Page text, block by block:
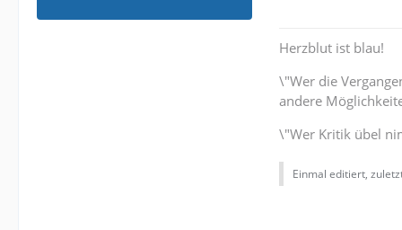
Herzblut ist blau!
\"Wer die
andere
\"Wer Kritik übel
Einmal editiert,